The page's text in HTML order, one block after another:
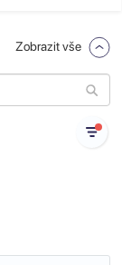
Zobrazit vše